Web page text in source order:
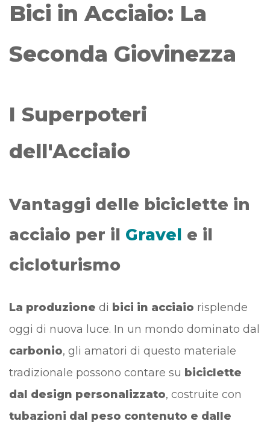
Bici in Acciaio: La
Seconda Giovinezza
I Superpoteri
dell'Acciaio
Vantaggi delle biciclette in
acciaio per il Gravel e il
cicloturismo
La produzione di bici in acciaio risplende
oggi di nuova luce. In un mondo dominato dal
carbonio, gli amatori di questo materiale
tradizionale possono contare su biciclette
dal design personalizzato, costruite con
tubazioni dal peso contenuto e dalle